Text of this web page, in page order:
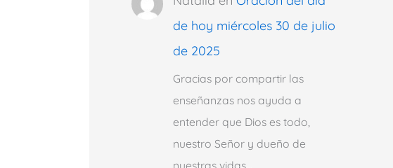
de hoy miércoles 30 de julio
de 2025
Gracias por compartir las
enseñanzas nos ayuda a
entender que Dios es todo,
nuestro Señor y dueño de
nuestras vidas…